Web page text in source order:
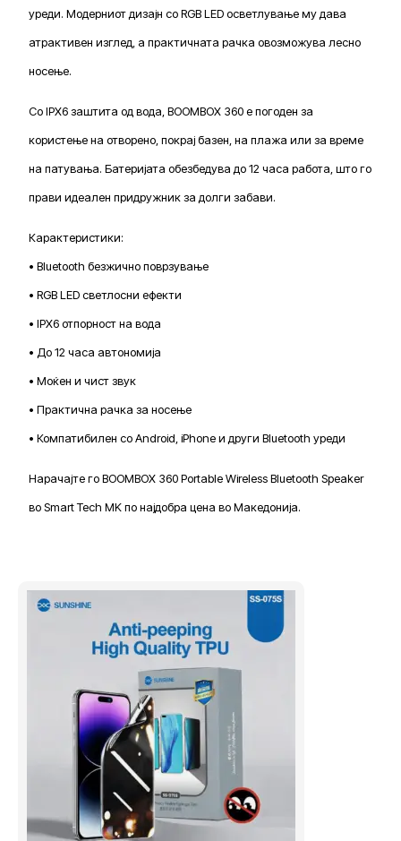
уреди. Модерниот дизајн со RGB LED осветлување му дава
атрактивен изглед, а практичната рачка овозможува лесно
носење.
Со IPX6 заштита од вода, BOOMBOX 360 е погоден за
користење на отворено, покрај базен, на плажа или за време
на патувања. Батеријата обезбедува до 12 часа работа, што го
прави идеален придружник за долги забави.
Карактеристики:
• Bluetooth безжично поврзување
• RGB LED светлосни ефекти
• IPX6 отпорност на вода
• До 12 часа автономија
• Моќен и чист звук
• Практична рачка за носење
• Компатибилен со Android, iPhone и други Bluetooth уреди
Нарачајте го BOOMBOX 360 Portable Wireless Bluetooth Speaker
во Smart Tech MK по најдобра цена во Македонија.